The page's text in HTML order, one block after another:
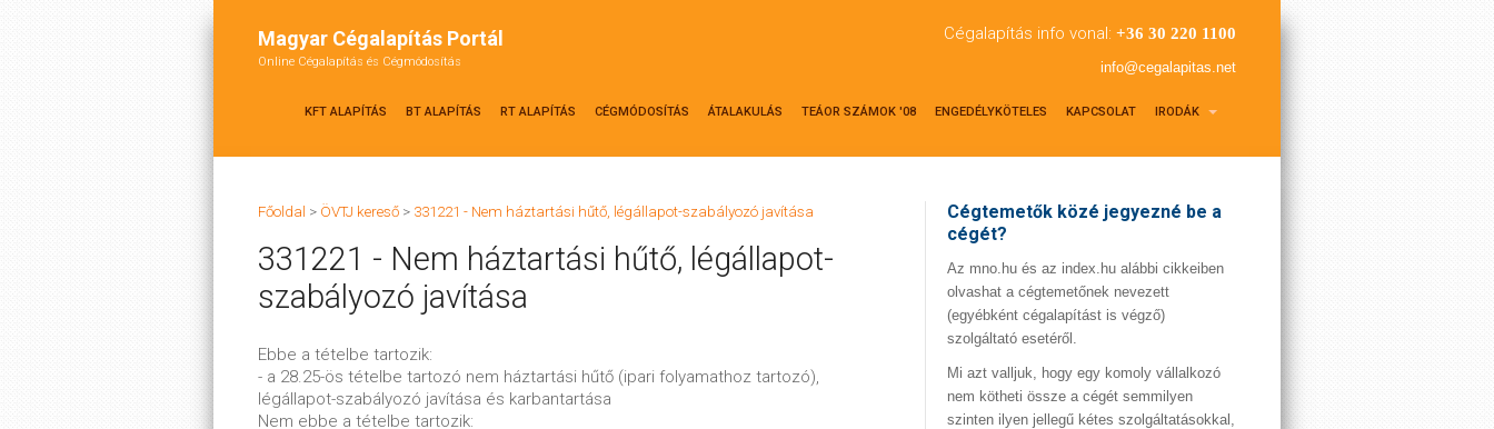
Magyar Cégalapítás Portál
Online Cégalapítás és Cégmódosítás
Cégalapítás info vonal: +36 30 220 1100
info@cegalapitas.net
KFT ALAPÍTÁS BT ALAPÍTÁS RT ALAPÍTÁS CÉGMÓDOSÍTÁS ÁTALAKULÁS TEÁOR SZÁMOK '08 ENGEDÉLYKÖTELES KAPCSOLAT IRODÁK
Főoldal > ÖVTJ kereső > 331221 - Nem háztartási hűtő, légállapot-szabályozó javítása
331221 - Nem háztartási hűtő, légállapot-
szabályozó javítása
Ebbe a tételbe tartozik:
- a 28.25-ös tételbe tartozó nem háztartási hűtő (ipari folyamathoz tartozó),
légállapot-szabályozó javítása és karbantartása
Nem ebbe a tételbe tartozik:
Cégtemetők közé jegyezné be a
cégét?
Az mno.hu és az index.hu alábbi cikkeiben
olvashat a cégtemetőnek nevezett
(egyébként cégalapítást is végző)
szolgáltató esetéről.
Mi azt valljuk, hogy egy komoly vállalkozó
nem kötheti össze a cégét semmilyen
szinten ilyen jellegű kétes szolgáltatásokkal,